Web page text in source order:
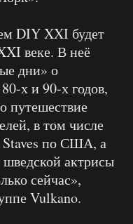
DIY XXI будет
веке. В неё
дни» о
х и 90-х годов,
путешествие
в том числе
Staves по США, а
актрисы
сейчас»,
Vulkano.